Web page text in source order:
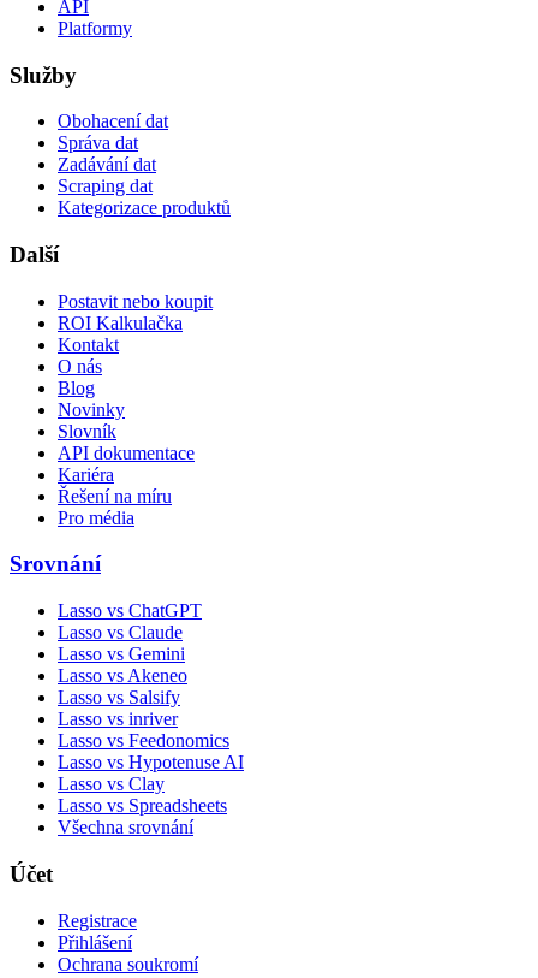
API
Platformy
Služby
Obohacení dat
Správa dat
Zadávání dat
Scraping dat
Kategorizace produktů
Další
Postavit nebo koupit
ROI Kalkulačka
Kontakt
O nás
Blog
Novinky
Slovník
API dokumentace
Kariéra
Řešení na míru
Pro média
Srovnání
Lasso vs ChatGPT
Lasso vs Claude
Lasso vs Gemini
Lasso vs Akeneo
Lasso vs Salsify
Lasso vs inriver
Lasso vs Feedonomics
Lasso vs Hypotenuse AI
Lasso vs Clay
Lasso vs Spreadsheets
Všechna srovnání
Účet
Registrace
Přihlášení
Ochrana soukromí